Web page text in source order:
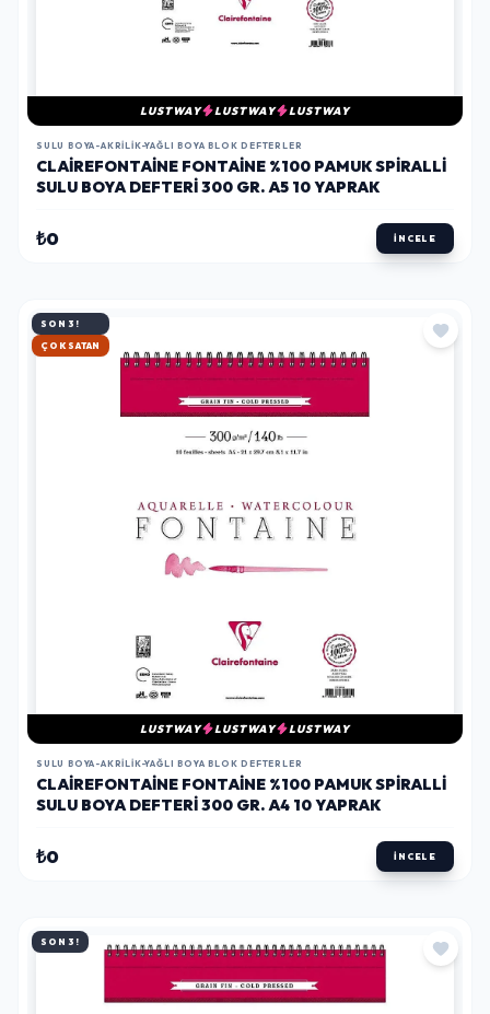
LUSTWAY LUSTWAY LUSTWAY
SULU BOYA-AKRILIK-YAĞLI BOYA BLOK DEFTERLER
CLAIREFONTAINE FONTAINE %100 PAMUK SPIRALLI
SULU BOYA DEFTERI 300 GR. A5 10 YAPRAK
₺0 İNCELE
SON 3!
HIZLI KARGO
LUSTWAY LUSTWAY LUSTWAY
SULU BOYA-AKRILIK-YAĞLI BOYA BLOK DEFTERLER
CLAIREFONTAINE FONTAINE %100 PAMUK SPIRALLI
SULU BOYA DEFTERI 300 GR. A4 10 YAPRAK
₺0 İNCELE
SON 3!